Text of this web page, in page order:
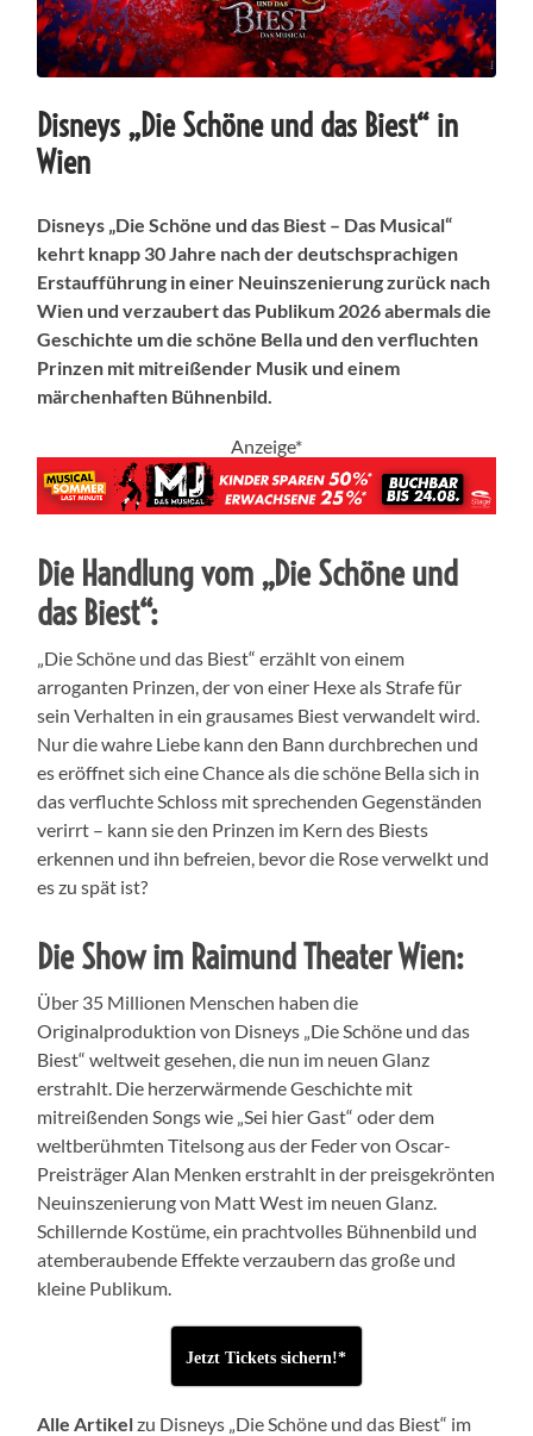
Disneys „Die Schöne und das Biest“ in
Wien
Disneys „Die Schöne und das Biest – Das Musical“
kehrt knapp 30 Jahre nach derdeutschsprachigen
Erstaufführung in einer Neuinszenierung zurück nach
Wien und verzaubert das Publikum 2026 abermals die
Geschichte um die schöne Bella und den verfluchten
Prinzen mit mitreißender Musik und einem
märchenhaften Bühnenbild.
Anzeige*
Die Handlung vom „Die Schöne und
das Biest“:
„Die Schöne und das Biest“ erzählt von einem
arroganten Prinzen, der von einer Hexe als Strafe für
sein Verhalten in ein grausames Biest verwandelt wird.
Nur die wahre Liebe kann den Bann durchbrechen und
es eröffnet sich eine Chance als die schöne Bella sich in
das verfluchte Schloss mit sprechenden Gegenständen
verirrt – kann sie den Prinzen im Kern des Biests
erkennen und ihn befreien, bevor die Rose verwelkt und
es zu spät ist?
Die Show im Raimund Theater Wien:
Über 35 Millionen Menschen haben die
Originalproduktion von Disneys „Die Schöne und das
Biest“ weltweit gesehen, die nun im neuen Glanz
erstrahlt. Die herzerwärmende Geschichte mit
mitreißenden Songs wie „Sei hier Gast“ oder dem
weltberühmten Titelsong aus der Feder von Oscar-
Preisträger Alan Menken erstrahlt in der preisgekrönten
Neuinszenierung von Matt West im neuen Glanz.
Schillernde Kostüme, ein prachtvolles Bühnenbild und
atemberaubende Effekte verzaubern das große und
kleine Publikum.
Jetzt Tickets sichern!*
Alle Artikelzu Disneys „Die Schöne und das Biest“ im